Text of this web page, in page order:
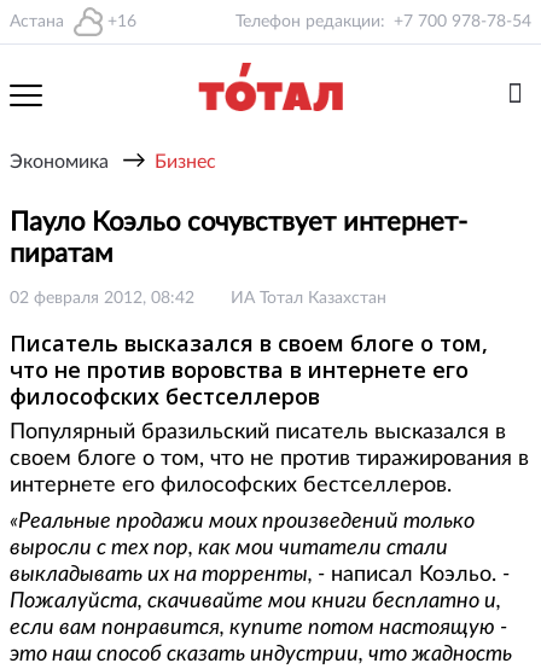
Астана +16 Телефон редакции: +7 700 978-78-54
Экономика → Бизнес
Пауло Коэльо сочувствует интернет-
пиратам
02 февраля 2012, 08:42 ИА Тотал Казахстан
Писатель высказался в своем блоге о том,
что не против воровства в интернете его
философских бестселлеров
Популярный бразильский писатель высказался в
своем блоге о том, что не против тиражирования в
интернете его философских бестселлеров.
«Реальные продажи моих произведений только
выросли с тех пор, как мои читатели стали
выкладывать их на торренты, - написал Коэльо. -
Пожалуйста, скачивайте мои книги бесплатно и,
если вам понравится, купите потом настоящую -
это наш способ сказать индустрии, что жадность